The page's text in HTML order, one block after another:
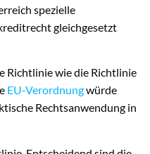
spezielle
gleichgesetzt
Richtlinie wie die Richtlinie
EU-Verordnungwürde
Rechtsanwendung in